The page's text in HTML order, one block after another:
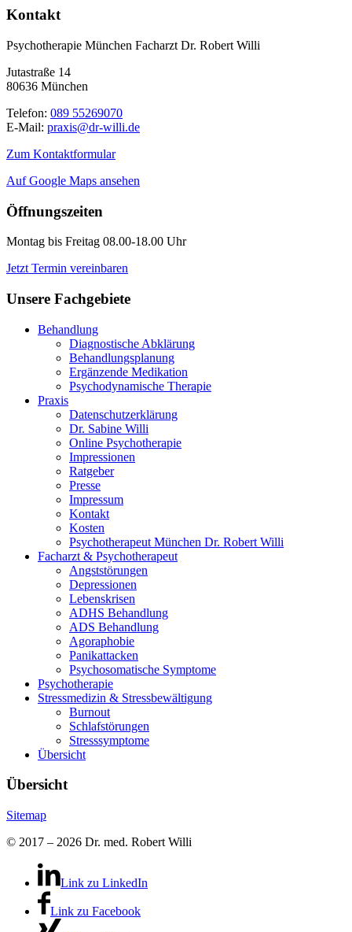
Kontakt
Psychotherapie München Facharzt Dr. Robert Willi
Jutastraße 14
80636 München
Telefon: 089 55269070
E-Mail: praxis@dr-willi.de
Zum Kontaktformular
Auf Google Maps ansehen
Öffnungszeiten
Montag bis Freitag 08.00-18.00 Uhr
Jetzt Termin vereinbaren
Unsere Fachgebiete
Behandlung
Diagnostische Abklärung
Behandlungsplanung
Ergänzende Medikation
Psychodynamische Therapie
Praxis
Datenschutzerklärung
Dr. Sabine Willi
Online Psychotherapie
Impressionen
Ratgeber
Presse
Impressum
Kontakt
Kosten
Psychotherapeut München Dr. Robert Willi
Facharzt & Psychotherapeut
Angststörungen
Depressionen
Lebenskrisen
ADHS Behandlung
ADS Behandlung
Agoraphobie
Panikattacken
Psychosomatische Symptome
Psychotherapie
Stressmedizin & Stressbewältigung
Burnout
Schlafstörungen
Stresssymptome
Übersicht
Übersicht
Sitemap
© 2017 – 2026 Dr. med. Robert Willi
Link zu LinkedIn
Link zu Facebook